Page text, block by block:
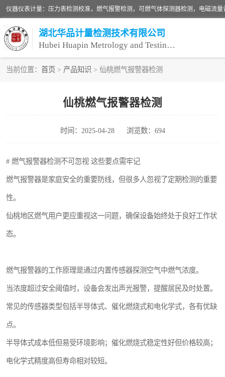
湖北华品计量检测技术有限公司
Hubei Huapin Metrology and Testing Technology Co. , Ltd.
当前位置： 首页 > 产品知识 > 仙桃燃气报警器检测
仙桃燃气报警器检测
时间：2025-04-28 浏览数：694
# 燃气报警器检测不可忽视 这些要点需牢记
燃气报警器是家庭安全的重要防线，但很多人忽视了定期检测的重要
性。
仙桃地区燃气用户更应重视这一问题，确保设备始终处于良好工作状
态。
燃气报警器的工作原理是通过内置传感器探测空气中燃气浓度。
当浓度超过安全阈值时，设备会发出声光报警，提醒居民及时处置。
常见的传感器类型包括半导体式、催化燃烧式和电化学式，各有优缺
点。
半导体式成本低但易受环境影响；催化燃烧式稳定性好但价格较高；
电化学式精度高但寿命相对较短。
压力表校准